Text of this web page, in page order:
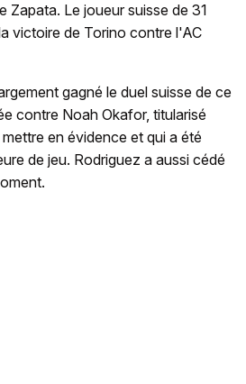
Zapata. Le joueur suisse de 31
victoire de Torino contre l'AC
gagné le duel suisse de ce
contre Noah Okafor, titularisé
en évidence et qui a été
de jeu. Rodriguez a aussi cédé